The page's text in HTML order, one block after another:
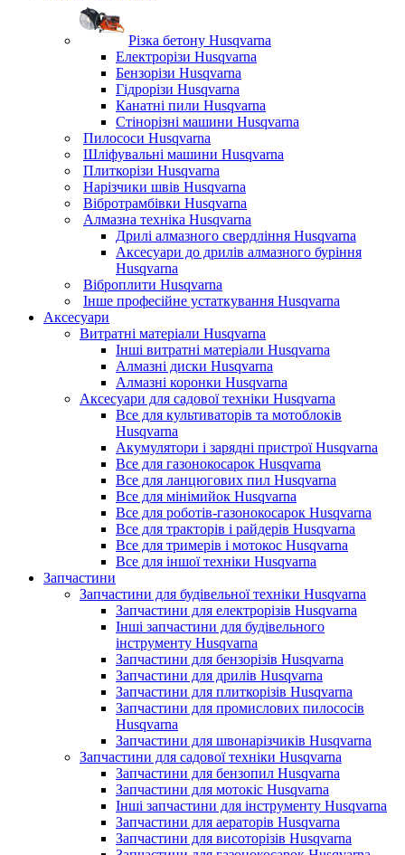
Різка бетону Husqvarna
Електрорізи Husqvarna
Бензорізи Husqvarna
Гідрорізи Husqvarna
Канатні пили Husqvarna
Стінорізні машини Husqvarna
Пилососи Husqvarna
Шліфувальні машини Husqvarna
Плиткорізи Husqvarna
Нарізчики швів Husqvarna
Вібротрамбівки Husqvarna
Алмазна техніка Husqvarna
Дрилі алмазного свердління Husqvarna
Аксесуари до дрилів алмазного буріння
Husqvarna
Віброплити Husqvarna
Інше професійне устаткування Husqvarna
Аксесуари
Витратні матеріали Husqvarna
Інші витратні матеріали Husqvarna
Алмазні диски Husqvarna
Алмазні коронки Husqvarna
Аксесуари для садової техніки Husqvarna
Все для культиваторів та мотоблоків
Husqvarna
Акумулятори і зарядні пристрої Husqvarna
Все для газонокосарок Husqvarna
Все для ланцюгових пил Husqvarna
Все для мінімийок Husqvarna
Все для роботів-газонокосарок Husqvarna
Все для тракторів і райдерів Husqvarna
Все для тримерів і мотокос Husqvarna
Все для іншої техніки Husqvarna
Запчастини
Запчастини для будівельної техніки Husqvarna
Запчастини для електрорізів Husqvarna
Інші запчастини для будівельного
інструменту Husqvarna
Запчастини для бензорізів Husqvarna
Запчастини для дрилів Husqvarna
Запчастини для плиткорізів Husqvarna
Запчастини для промислових пилососів
Husqvarna
Запчастини для швонарізчиків Husqvarna
Запчастини для садової техніки Husqvarna
Запчастини для бензопил Husqvarna
Запчастини для мотокіс Husqvarna
Інші запчастини для інструменту Husqvarna
Запчастини для аераторів Husqvarna
Запчастини для висоторізів Husqvarna